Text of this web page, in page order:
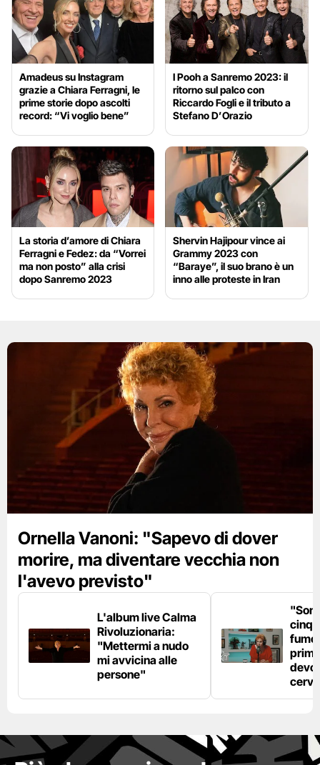
Amadeus su Instagram
grazie a Chiara Ferragni, le
prime storie dopo ascolti
record: “Vi voglio bene”
I Pooh a Sanremo 2023: il
ritorno sul palco con
Riccardo Fogli e il tributo a
Stefano D’Orazio
La storia d’amore di Chiara
Ferragni e Fedez: da “Vorrei
ma non posto” alla crisi
dopo Sanremo 2023
Shervin Hajipour vince ai
Grammy 2023 con
“Baraye”, il suo brano è un
inno alle proteste in Iran
Ornella Vanoni: "Sapevo di dover
morire, ma diventare vecchia non
l'avevo previsto"
L'album live Calma
Rivoluzionaria:
"Mettermi a nudo
mi avvicina alle
persone"
fumo
devo